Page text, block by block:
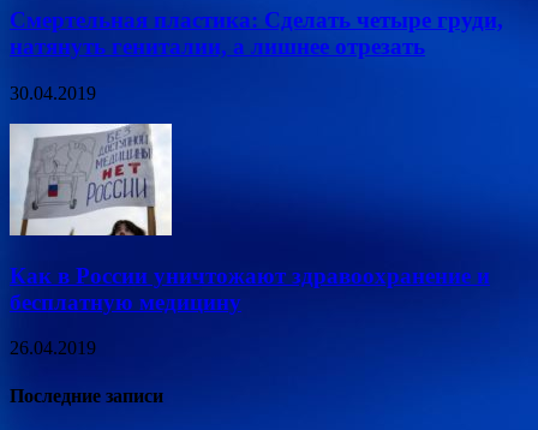
Смертельная пластика: Сделать четыре груди,
натянуть гениталии, а лишнее отрезать
30.04.2019
Как в России уничтожают здравоохранение и
бесплатную медицину
26.04.2019
Последние записи